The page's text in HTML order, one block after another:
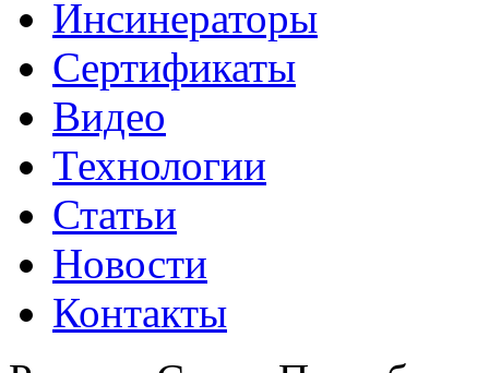
Инсинераторы
Сертификаты
Видео
Технологии
Статьи
Новости
Контакты